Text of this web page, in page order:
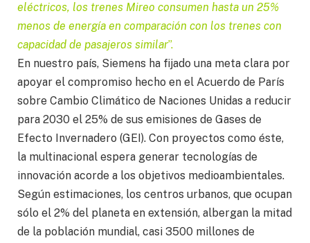
eléctricos, los trenes Mireo consumen hasta un 25%
menos de energía en comparación con los trenes con
capacidad de pasajeros similar”.
En nuestro país, Siemens ha fijado una meta clara por
apoyar el compromiso hecho en el Acuerdo de París
sobre Cambio Climático de Naciones Unidas a reducir
para 2030 el 25% de sus emisiones de Gases de
Efecto Invernadero (GEI). Con proyectos como éste,
la multinacional espera generar tecnologías de
innovación acorde a los objetivos medioambientales.
Según estimaciones, los centros urbanos, que ocupan
sólo el 2% del planeta en extensión, albergan la mitad
de la población mundial, casi 3500 millones de